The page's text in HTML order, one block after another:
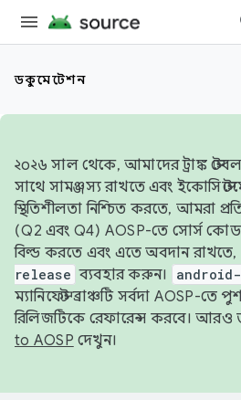
ডকুমেন্টেশন
২০২৬ সাল থেকে, আমাদের ট্রাঙ্ক
সাথে সামঞ্জস্য রাখতে এবং
স্থিতিশীলতা নিশ্চিত করতে, আমরা
(Q2 এবং Q4) AOSP-তে সোর্স কোড
বিল্ড করতে এবং এতে অবদান রাখতে,
release ব্যবহার করুন।
ম্যানিফেস্ট ব্রাঞ্চটি সর্বদা AOSP-তে
রিলিজটিকে রেফারেন্স করবে। আরও
to AOSP দেখুন।